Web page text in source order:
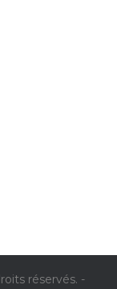
réservés. -